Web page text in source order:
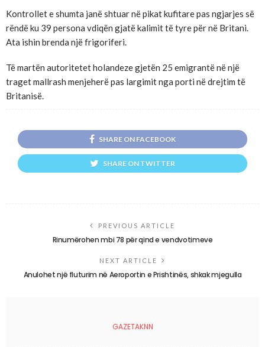
Kontrollet e shumta janë shtuar në pikat kufitare pas ngjarjes së
rëndë ku 39 persona vdiqën gjatë kalimit të tyre për në Britani.
Ata ishin brenda një frigoriferi.
Të martën autoritetet holandeze gjetën 25 emigrantë në një
traget mallrash menjeherë pas largimit nga porti në drejtim të
Britanisë.
SHARE ON FACEBOOK
SHARE ON TWITTER
PREVIOUS ARTICLE
Rinumërohen mbi 78 për qind e vendvotimeve
NEXT ARTICLE
Anulohet një fluturim në Aeroportin e Prishtinës, shkak mjegulla
GAZETAKNN